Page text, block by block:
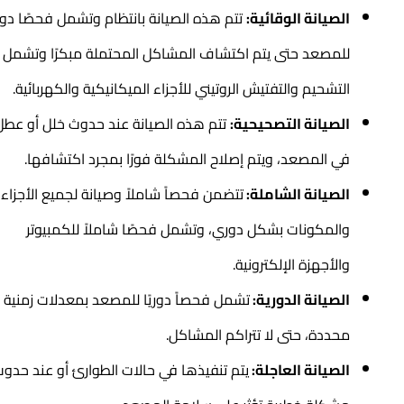
الصيانة الوقائية:تتم هذه الصيانة بانتظام وتشمل فحصًا دوريًا
للمصعد حتى يتم اكتشاف المشاكل المحتملة مبكرًا وتشمل
التشحيم والتفتيش الروتيني للأجزاء الميكانيكية والكهربائية.
الصيانة التصحيحية:تتم هذه الصيانة عند حدوث خلل أو عطل
في المصعد، ويتم إصلاح المشكلة فورًا بمجرد اكتشافها.
الصيانة الشاملة:تتضمن فحصاً شاملاً وصيانة لجميع الأجزاء
والمكونات بشكل دوري، وتشمل فحصًا شاملاً للكمبيوتر
والأجهزة الإلكترونية.
الصيانة الدورية:تشمل فحصاً دوريًا للمصعد بمعدلات زمنية
محددة، حتى لا تتراكم المشاكل.
الصيانة العاجلة:يتم تنفيذها في حالات الطوارئ أو عند حدوث